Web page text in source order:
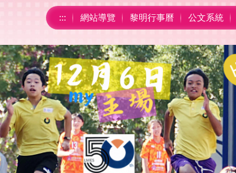
::: 網站導覽 黎明行事曆 公文系統